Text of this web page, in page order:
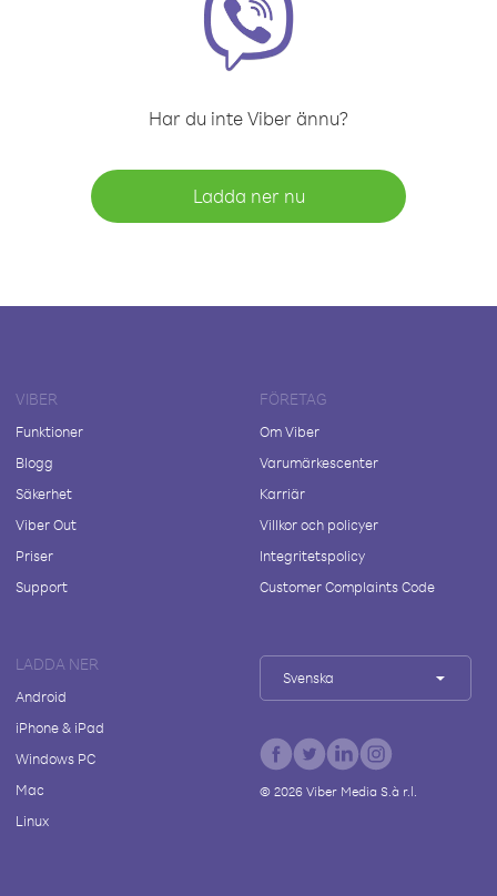
Har du inte Viber ännu?
Ladda ner nu
VIBER
Funktioner
Blogg
Säkerhet
Viber Out
Priser
Support
FÖRETAG
Om Viber
Varumärkescenter
Karriär
Villkor och policyer
Integritetspolicy
Customer Complaints Code
LADDA NER
Android
iPhone & iPad
Windows PC
Mac
Linux
Svenska
© 2026Viber Media S.à r.l.